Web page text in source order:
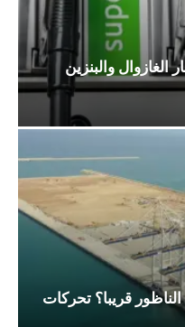
في أسعار الغازوال والبنزين
قريبا؟ تحركات